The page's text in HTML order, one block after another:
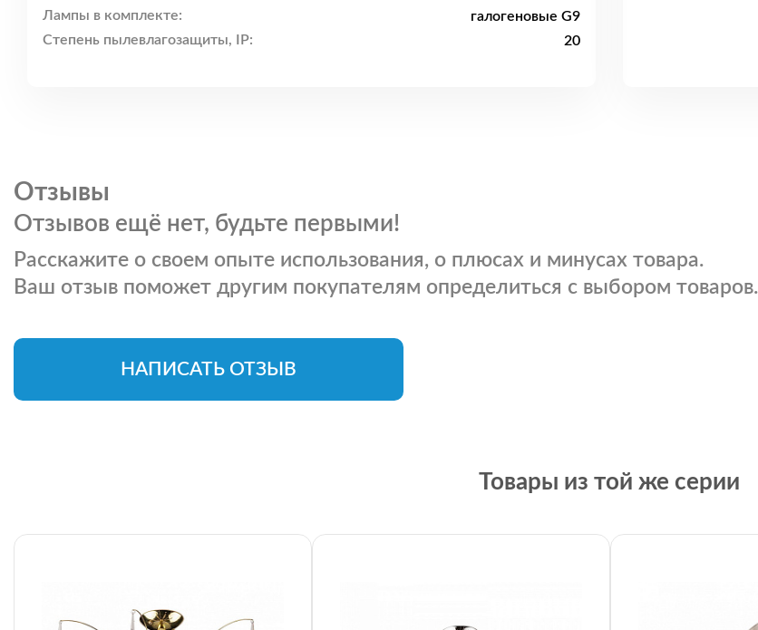
Лампы в комплекте:
галогеновые G9
Степень пылевлагозащиты, IP:
20
Отзывы
Отзывов ещё нет, будьте первыми!
Расскажите о своем опыте использования, о плюсах и минусах товара.
Ваш отзыв поможет другим покупателям определиться с выбором товаров.
НАПИСАТЬ ОТЗЫВ
Товары из той же серии